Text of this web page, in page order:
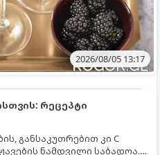
2026/08/05 13:17
რეცეპტი
განსაკუთრებით კი C
ნამდვილი საბადოა.